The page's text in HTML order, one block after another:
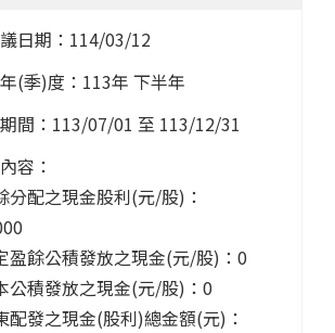
日期：114/03/12
(季)度：113年 下半年
間：113/07/01 至 113/12/31
容：
配之現金股利(元/股)：
餘公積發放之現金(元/股)：0
積發放之現金(元/股)：0
發之現金(股利)總金額(元)：